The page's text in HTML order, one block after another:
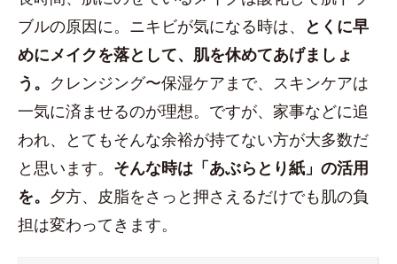
ブルの原因に。ニキビが気になる時は、
とくに早
めにメイクを落として、肌を休めてあげましょ
う。 クレンジング〜保湿ケアまで、スキンケアは
一気に済ませるのが理想。ですが、家事などに追
われ、とてもそんな余裕が持てない方が大多数だ
と思います。 そんな時は「あぶらとり紙」の活用
を。 夕方、皮脂をさっと押さえるだけでも肌の負
担は変わってきます。